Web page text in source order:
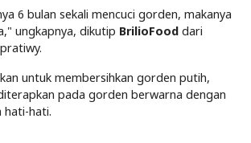
6 bulan sekali mencuci gorden, makanya
ungkapnya, dikutip BrilioFood dari
untuk membersihkan gorden putih,
pada gorden berwarna dengan
hati-hati.